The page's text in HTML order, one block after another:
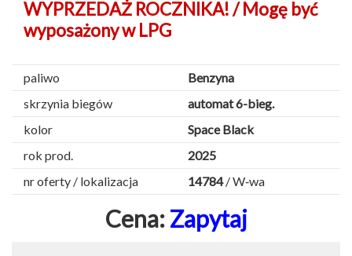
WYPRZEDAŻ ROCZNIKA! / Mogę być
wyposażony w LPG
paliwo
Benzyna
skrzynia biegów
automat 6-bieg.
kolor
Space Black
rok prod.
2025
nr oferty / lokalizacja
14784/ W‑wa
Cena:Zapytaj